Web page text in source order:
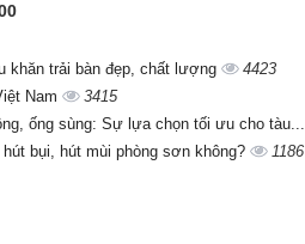
khăn trải bàn đẹp, chất lượng
4423
Nam
3415
ống sùng: Sự lựa chọn tối ưu cho tàu...
bụi, hút mùi phòng sơn không? 1186